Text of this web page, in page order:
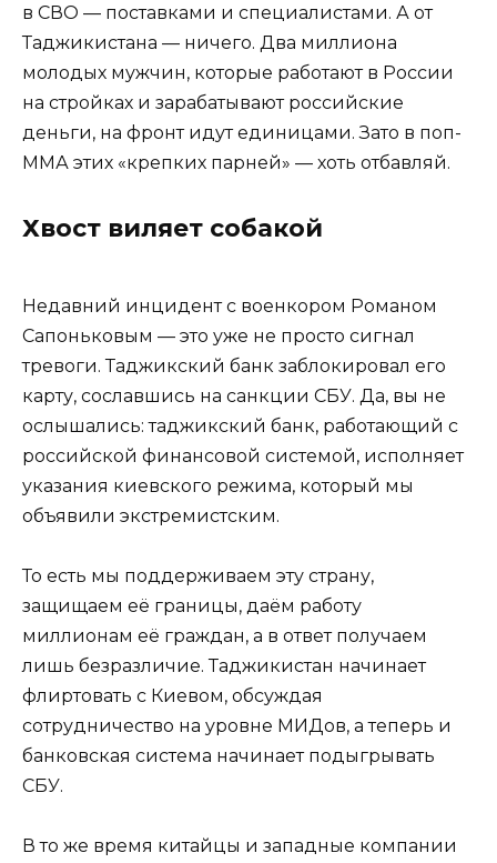
в СВО — поставками и специалистами. А от
Таджикистана — ничего. Два миллиона
молодых мужчин, которые работают в России
на стройках и зарабатывают российские
деньги, на фронт идут единицами. Зато в поп-
ММА этих «крепких парней» — хоть отбавляй.
Хвост виляет собакой
Недавний инцидент с военкором Романом
Сапоньковым — это уже не просто сигнал
тревоги. Таджикский банк заблокировал его
карту, сославшись на санкции СБУ. Да, вы не
ослышались: таджикский банк, работающий с
российской финансовой системой, исполняет
указания киевского режима, который мы
объявили экстремистским.
То есть мы поддерживаем эту страну,
защищаем её границы, даём работу
миллионам её граждан, а в ответ получаем
лишь безразличие. Таджикистан начинает
флиртовать с Киевом, обсуждая
сотрудничество на уровне МИДов, а теперь и
банковская система начинает подыгрывать
СБУ.
В то же время китайцы и западные компании